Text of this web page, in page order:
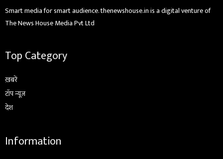
Smart media for smart audience. thenewshouse.in is a digital venture of
The News House Media Pvt Ltd
Top Category
ख़बरें
टॉप न्यूज़
देश
Information